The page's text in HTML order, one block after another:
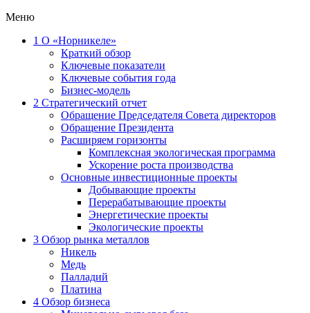
Меню
1 О «Норникеле»
Краткий обзор
Ключевые показатели
Ключевые события года
Бизнес-модель
2 Стратегический отчет
Обращение Председателя Совета директоров
Обращение Президента
Расширяем горизонты
Комплексная экологическая программа
Ускорение роста производства
Основные инвестиционные проекты
Добывающие проекты
Перерабатывающие проекты
Энергетические проекты
Экологические проекты
3 Обзор рынка металлов
Никель
Медь
Палладий
Платина
4 Обзор бизнеса